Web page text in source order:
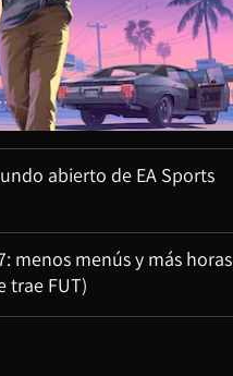
abierto de EA Sports
menos menús y más horas
trae FUT)